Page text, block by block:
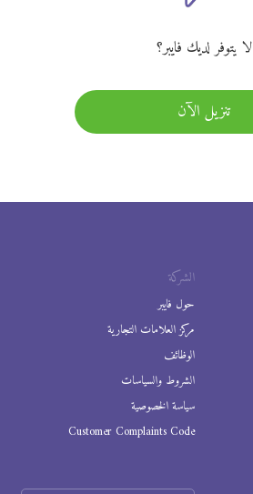
لا يتوفر لديك فايبر؟
تنزيل الآن
الشركة
حول فايبر
مركز العلامات التجارية
الوظائف
الشروط والسياسات
سياسة الخصوصية
Customer Complaints Code